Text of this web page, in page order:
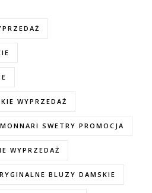
WYPRZEDAŻ
MONNARI SWETRY PROMOCJA
WYPRZEDAŻ
BLUZY DAMSKIE